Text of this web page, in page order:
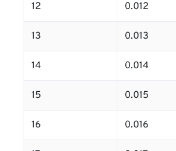
12 0.012
13 0.013
14 0.014
15 0.015
16 0.016